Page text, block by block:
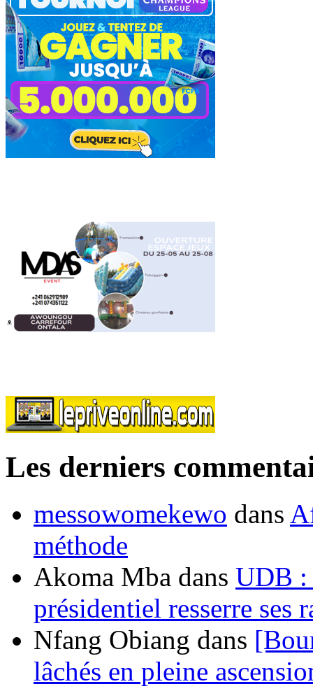
Les derniers
messowomekewo dans
méthode
Akoma Mba dans UDB :
présidentiel resserre ses
Nfang Obiang dans
lâchés en pleine